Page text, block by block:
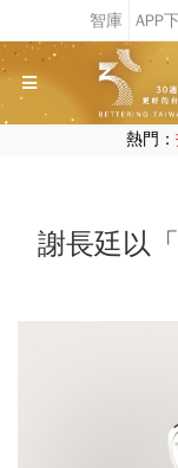
熱門：
謝長廷以